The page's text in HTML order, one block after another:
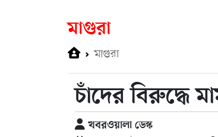
মাগুরা
মাগুরা
চাঁদের বিরুদ্ধে
খবরওয়ালা ডেস্ক